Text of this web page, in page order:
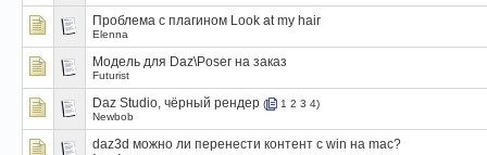
Проблема с плагином Look at my hair
Elenna
Модель для Daz\Poser на заказ
Futurist
Daz Studio, чёрный рендер ( 1 2 3 4)
Newbob
daz3d можно ли перенести контент с win на mac?